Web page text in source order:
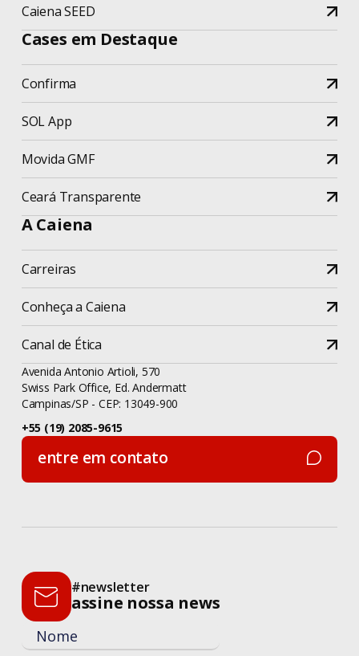
Caiena SEED
Cases em Destaque
Confirma
SOL App
Movida GMF
Ceará Transparente
A Caiena
Carreiras
Conheça a Caiena
Canal de Ética
Avenida Antonio Artioli, 570
Swiss Park Office, Ed. Andermatt
Campinas/SP - CEP: 13049-900
+55 (19) 2085-9615
entre em contato
entre em contato
#newsletter
assine nossa news